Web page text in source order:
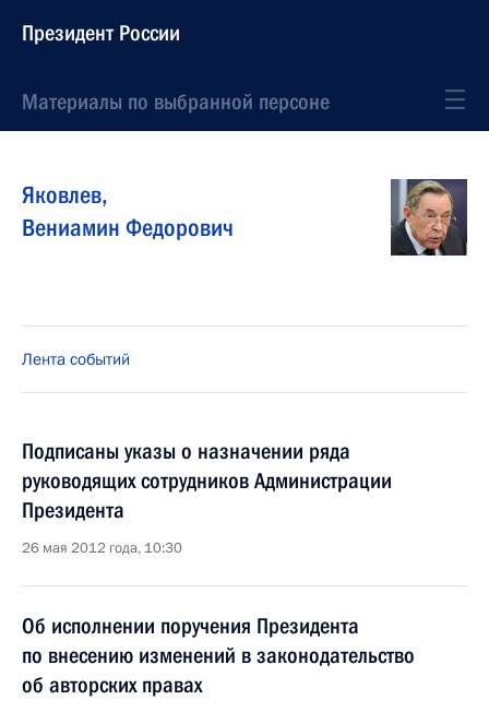
Президент России
Материалы по выбранной персоне
Яковлев,
Вениамин Федорович
Лента событий
Подписаны указы о назначении ряда
руководящих сотрудников Администрации
Президента
26 мая 2012 года, 10:30
Об исполнении поручения Президента
по внесению изменений в законодательство
об авторских правах